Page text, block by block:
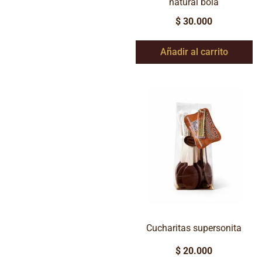
$ 30.000
Añadir al carrito
Cucharitas supersonita
$ 20.000